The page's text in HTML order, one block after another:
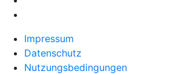
Impressum
Datenschutz
Nutzungsbedingungen